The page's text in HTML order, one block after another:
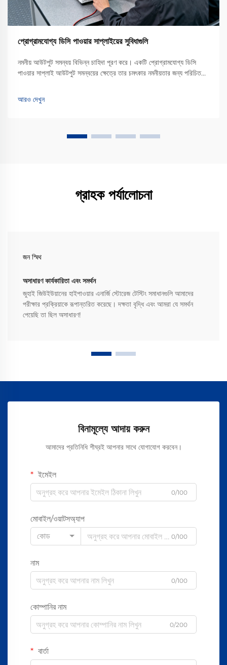
প্রোগ্রামযোগ্য ডিসি পাওয়ার সাপ্লাইয়ের সুবিধাগুলি
নমনীয় আউটপুট সমন্বয় বিভিন্ন চাহিদা পূরণ করে। একটি প্রোগ্রামযোগ্য ডিসি
পাওয়ার সাপ্লাই আউটপুট সমন্বয়ের ক্ষেত্রে তার চমৎকার নমনীয়তার জন্য পরিচিত।
আরও দেখুন
গ্রাহক পর্যালোচনা
জন স্মিথ
অসাধারণ কার্যকারিতা এবং সমর্থন
জুহাই জিউইউয়ানের হাইপাওয়ার এনার্জি স্টোরেজ টেস্টিং সমাধানগুলি আমাদের
পরীক্ষার প্রক্রিয়াকে রূপান্তরিত করেছে। দক্ষতা বৃদ্ধি এবং আমরা যে সমর্থন
পেয়েছি তা ছিল অসাধারণ!
বিনামূল্যে আদায় করুন
আমাদের প্রতিনিধি শীঘ্রই আপনার সাথে যোগাযোগ করবেন।
ইমেইল
0/100
মোবাইল/ওয়াটসঅ্যাপ
কোড
0/100
নাম
0/100
কোম্পানির নাম
0/200
বার্তা